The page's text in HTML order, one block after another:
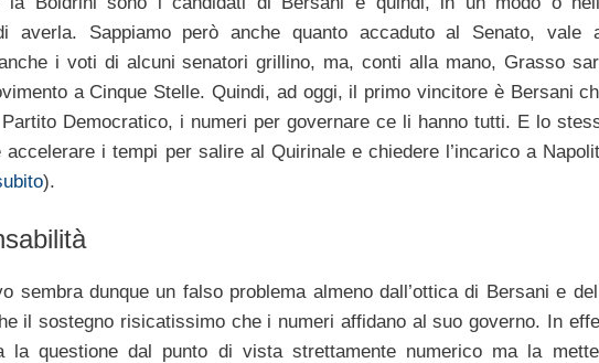
averla. Sappiamo però anche quanto accaduto al Senato, vale
i voti di alcuni senatori grillino, ma, conti alla mano, Grasso
a Cinque Stelle. Quindi, ad oggi, il primo vincitore è Bersani
Democratico, i numeri per governare ce li hanno tutti. E lo
i tempi per salire al Quirinale e chiedere l’incarico a
).
sembra dunque un falso problema almeno dall’ottica di Bersani e
il sostegno risicatissimo che i numeri affidano al suo governo. In
la questione dal punto di vista strettamente numerico ma la